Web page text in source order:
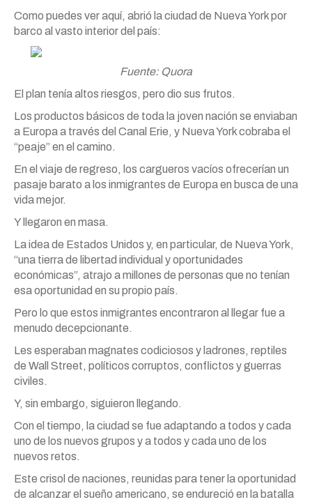
Como puedes ver aquí, abrió la ciudad de Nueva York por
barco al vasto interior del país:
Fuente: Quora
El plan tenía altos riesgos, pero dio sus frutos.
Los productos básicos de toda la joven nación se enviaban
a Europa a través del Canal Erie, y Nueva York cobraba el
“peaje” en el camino.
En el viaje de regreso, los cargueros vacíos ofrecerían un
pasaje barato a los inmigrantes de Europa en busca de una
vida mejor.
Y llegaron en masa.
La idea de Estados Unidos y, en particular, de Nueva York,
“una tierra de libertad individual y oportunidades
económicas”, atrajo a millones de personas que no tenían
esa oportunidad en su propio país.
Pero lo que estos inmigrantes encontraron al llegar fue a
menudo decepcionante.
Les esperaban magnates codiciosos y ladrones, reptiles
de Wall Street, políticos corruptos, conflictos y guerras
civiles.
Y, sin embargo, siguieron llegando.
Con el tiempo, la ciudad se fue adaptando a todos y cada
uno de los nuevos grupos y a todos y cada uno de los
nuevos retos.
Este crisol de naciones, reunidas para tener la oportunidad
de alcanzar el sueño americano, se endureció en la batalla